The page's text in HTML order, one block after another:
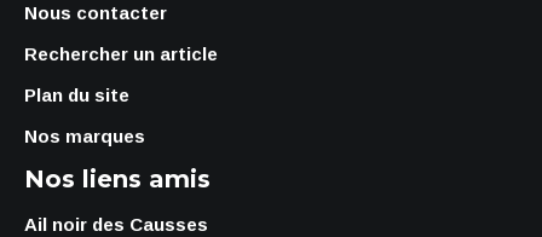
Nous contacter
Rechercher un article
Plan du site
Nos marques
Nos liens amis
Ail noir des Causses